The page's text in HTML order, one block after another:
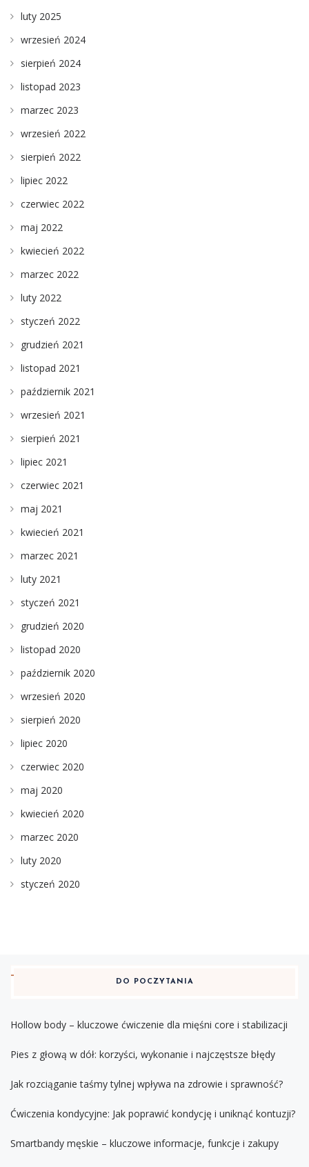
luty 2025
wrzesień 2024
sierpień 2024
listopad 2023
marzec 2023
wrzesień 2022
sierpień 2022
lipiec 2022
czerwiec 2022
maj 2022
kwiecień 2022
marzec 2022
luty 2022
styczeń 2022
grudzień 2021
listopad 2021
październik 2021
wrzesień 2021
sierpień 2021
lipiec 2021
czerwiec 2021
maj 2021
kwiecień 2021
marzec 2021
luty 2021
styczeń 2021
grudzień 2020
listopad 2020
październik 2020
wrzesień 2020
sierpień 2020
lipiec 2020
czerwiec 2020
maj 2020
kwiecień 2020
marzec 2020
luty 2020
styczeń 2020
DO POCZYTANIA
Hollow body – kluczowe ćwiczenie dla mięśni core i stabilizacji
Pies z głową w dół: korzyści, wykonanie i najczęstsze błędy
Jak rozciąganie taśmy tylnej wpływa na zdrowie i sprawność?
Ćwiczenia kondycyjne: Jak poprawić kondycję i uniknąć kontuzji?
Smartbandy męskie – kluczowe informacje, funkcje i zakupy